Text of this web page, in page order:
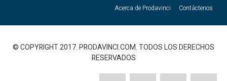
Acerca de Prodavinci Contáctenos
© COPYRIGHT 2017. PRODAVINCI.COM. TODOS LOS DERECHOS
RESERVADOS